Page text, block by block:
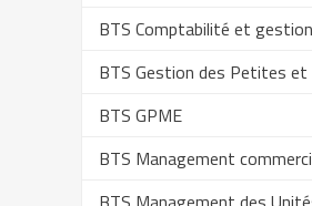
BTS Comptabilité et gestion
BTS Gestion des Petites
BTS GPME
BTS Management